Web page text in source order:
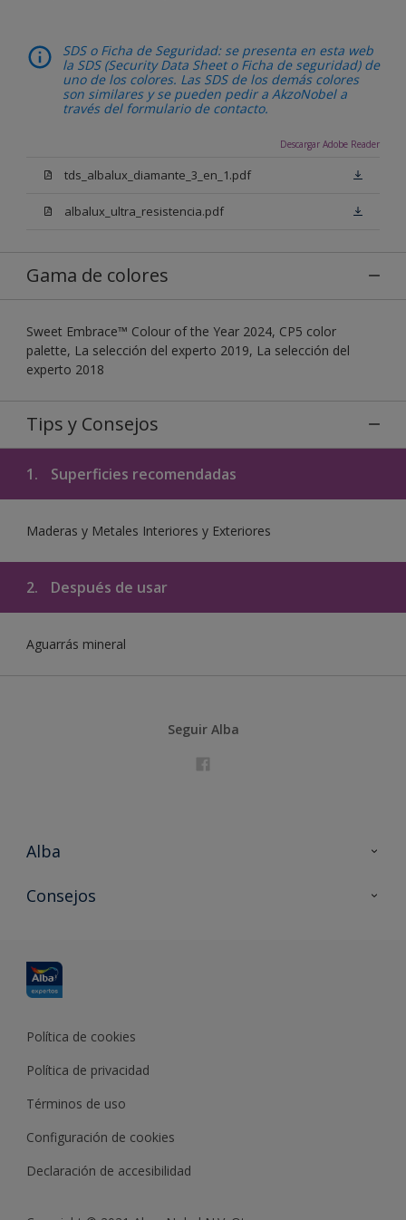
SDS o Ficha de Seguridad: se presenta en esta web
la SDS (Security Data Sheet o Ficha de seguridad) de
uno de los colores. Las SDS de los demás colores
son similares y se pueden pedir a AkzoNobel a
través del formulario de contacto.
Descargar Adobe Reader
tds_albalux_diamante_3_en_1.pdf
albalux_ultra_resistencia.pdf
Gama de colores
Sweet Embrace™ Colour of the Year 2024, CP5 color
palette, La selección del experto 2019, La selección del
experto 2018
Tips y Consejos
1. Superficies recomendadas
Maderas y Metales Interiores y Exteriores
2. Después de usar
Aguarrás mineral
Seguir Alba
Alba
Contacta con nosotros
Consejos
Política de cookies
Política de privacidad
Términos de uso
Configuración de cookies
Declaración de accesibilidad